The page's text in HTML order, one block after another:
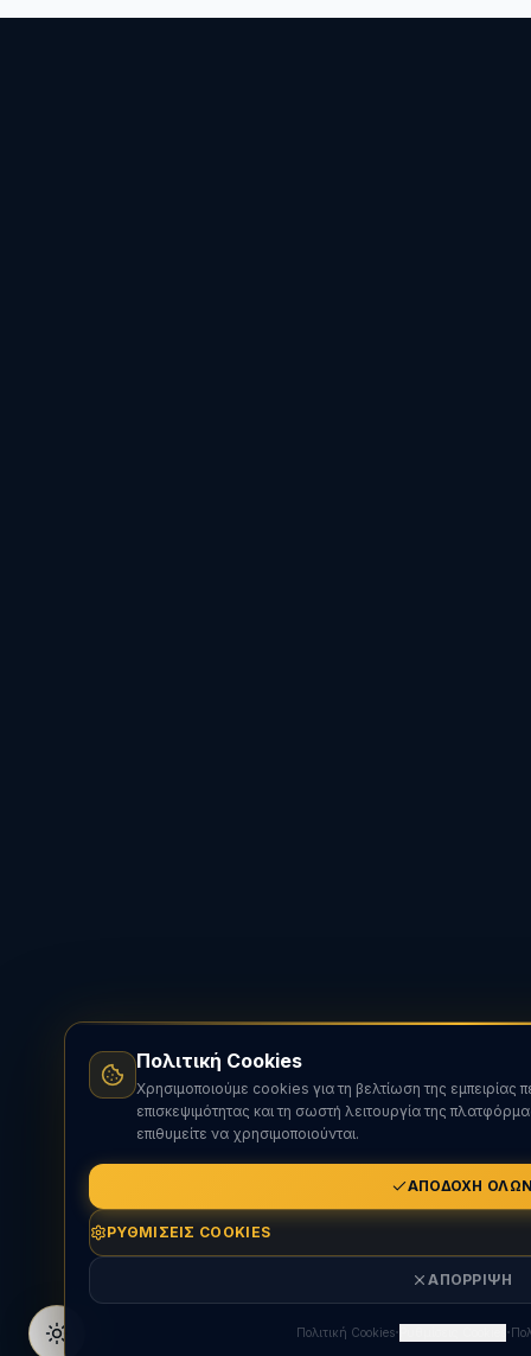
Πολιτική Cookies
Χρησιμοποιούμε cookies για τη βελτίωση της εμπειρίας
επισκεψιμότητας και τη σωστή λειτουργία της
επιθυμείτε να χρησιμοποιούνται.
ΑΠΟΔΟΧΉ
ΡΥΘΜΊΣΕΙΣ COOKIES
ΑΠΌΡΡΙΨΗ
Πολιτική Cookies· ·